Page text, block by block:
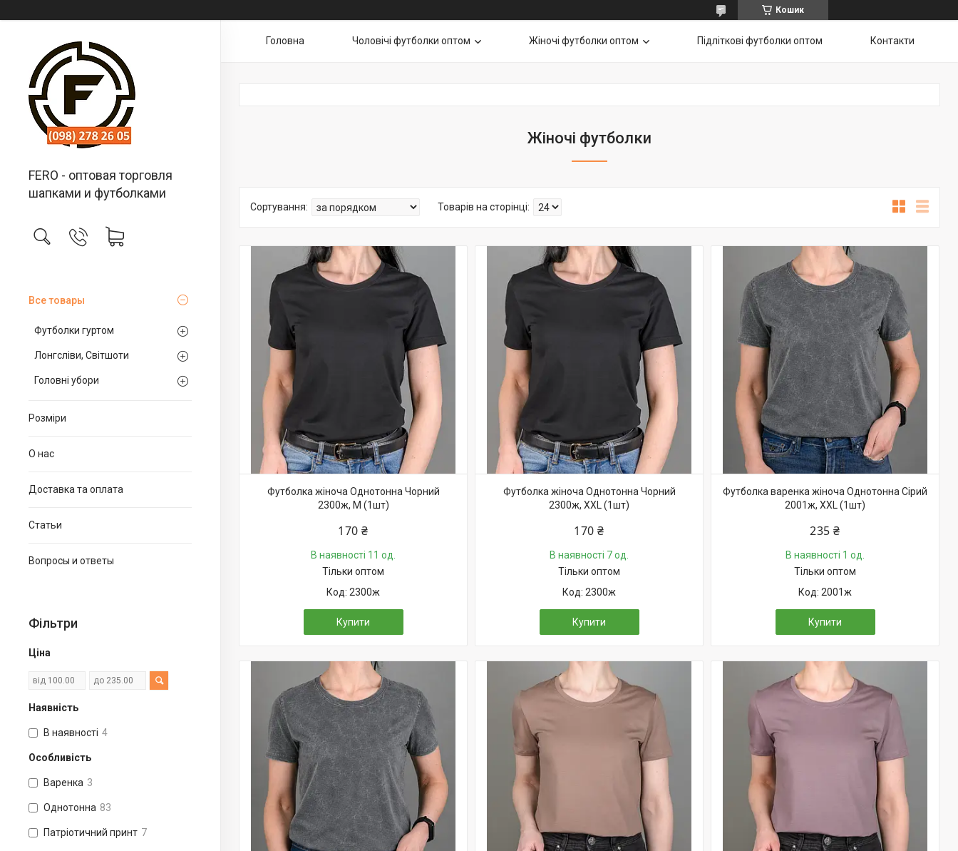
Кошик
FERO - оптовая торговля
шапками и футболками
Все товары
Футболки гуртом
Лонгсліви, Світшоти
Головні убори
Розміри
О нас
Доставка та оплата
Статьи
Вопросы и ответы
Фільтри
Ціна
Наявність
В наявності 4
Особливість
Варенка 3
Однотонна 83
Патріотичний принт 7
Головна Чоловічі футболки оптом Жіночі футболки оптом Підліткові футболки оптом Контакти
Жіночі футболки
Футболка жіноча Однотонна Чорний
2300ж, M (1шт)
170 ₴
В наявності 11 од.
Тільки оптом
2300ж
Купити
Футболка жіноча Однотонна Чорний
2300ж, XXL (1шт)
170 ₴
В наявності 7 од.
Тільки оптом
2300ж
Купити
Футболка варенка жіноча Однотонна Сірий
2001ж, XXL (1шт)
235 ₴
В наявності 1 од.
Тільки оптом
2001ж
Купити